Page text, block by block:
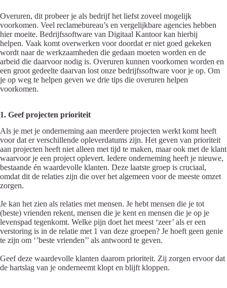
Overuren, dit probeer je als bedrijf het liefst zoveel mogelijk
voorkomen. Veel reclamebureau’s en vergelijkbare agencies hebben
hier moeite. Bedrijfssoftware van Digitaal Kantoor kan hierbij
helpen. Vaak komt overwerken voor doordat er niet goed gekeken
wordt naar de werkzaamheden die gedaan moeten worden en de
arbeid die daarvoor nodig is. Overuren kunnen voorkomen worden en
een groot gedeelte daarvan lost onze bedrijfssoftware voor je op. Om
je op weg te helpen geven we drie tips die overuren helpen
voorkomen.
1. Geef projecten prioriteit
Als je met je onderneming aan meerdere projecten werkt komt heeft
voor dat er verschillende opleverdatums zijn. Het geven van prioriteit
aan projecten heeft niet alleen met tijd te maken, maar ook met de klant
waarvoor je een project oplevert. Iedere onderneming heeft je nieuwe,
bestaande én waardevolle klanten. Deze laatste groep is cruciaal,
omdat dit de relaties zijn die over het algemeen voor de meeste omzet
zorgen.
Je kan het zien als relaties met mensen. Je hebt mensen die je tot
(beste) vrienden rekent, mensen die je kent en mensen die je op je
levenspad tegenkomt. Welke pijn doet het meest ‘zeer’ als er een
verstoring is in de relatie met 1 van deze groepen? Je hoeft geen genie
te zijn om ‘’beste vrienden’’ als antwoord te geven.
Geef deze waardevolle klanten daarom prioriteit. Zij zorgen ervoor dat
de hartslag van je onderneemt klopt en blijft kloppen.